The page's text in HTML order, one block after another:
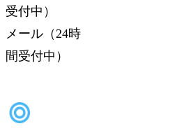
受付中）
メール（24時
間受付中）